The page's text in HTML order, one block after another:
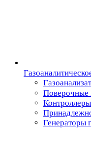
Контроллеры
Генераторы